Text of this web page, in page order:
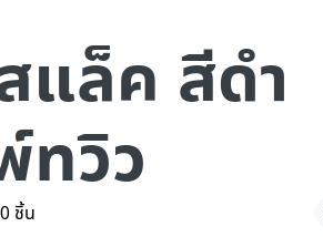
แล็ค สีดำ
ทวิว
ชิ้น